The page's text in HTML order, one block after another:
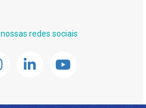
redes sociais